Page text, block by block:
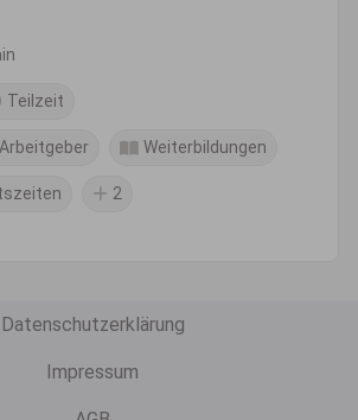
Teilzeit
Weiterbildungen
2
Datenschutzerklärung
Impressum